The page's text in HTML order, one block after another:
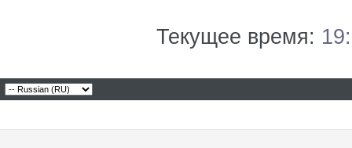
Текущее время: